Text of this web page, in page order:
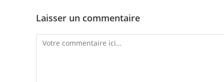
Laisser un commentaire